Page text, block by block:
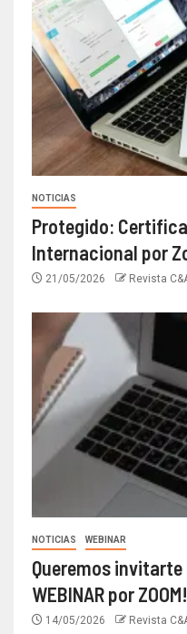
NOTICIAS
Protegido:
Internacional por
21/05/2026 Revista
NOTICIAS WEBINAR
Queremos
WEBINAR por
14/05/2026 Revista